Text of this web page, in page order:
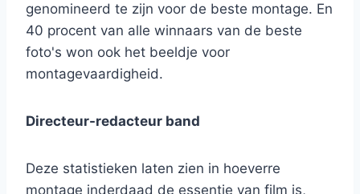
genomineerd te zijn voor de beste montage. En
40 procent van alle winnaars van de beste
foto's won ook het beeldje voor
montagevaardigheid.
Directeur-redacteur band
Deze statistieken laten zien in hoeverre
montage inderdaad de essentie van film is,